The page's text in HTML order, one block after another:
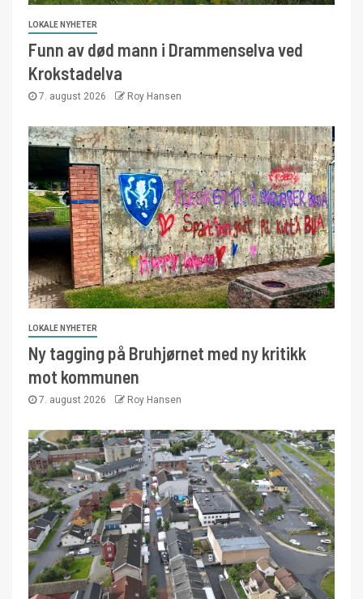
LOKALE NYHETER
Funn av død mann i Drammenselva ved
Krokstadelva
7. august 2026 Roy Hansen
LOKALE NYHETER
Ny tagging på Bruhjørnet med ny kritikk
mot kommunen
7. august 2026 Roy Hansen